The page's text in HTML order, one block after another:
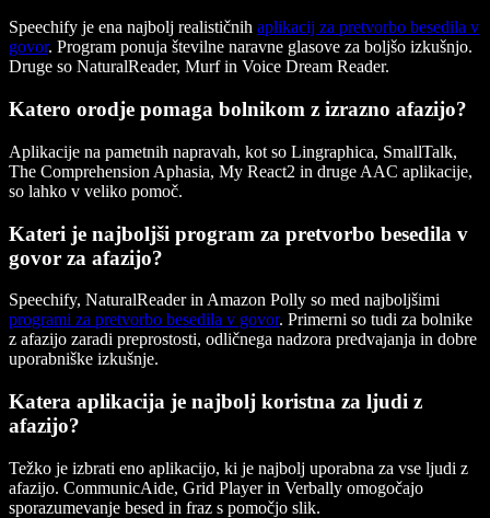
Speechify je ena najbolj realističnih aplikacij za pretvorbo besedila v
govor. Program ponuja številne naravne glasove za boljšo izkušnjo.
Druge so NaturalReader, Murf in Voice Dream Reader.
Katero orodje pomaga bolnikom z izrazno afazijo?
Aplikacije na pametnih napravah, kot so Lingraphica, SmallTalk,
The Comprehension Aphasia, My React2 in druge AAC aplikacije,
so lahko v veliko pomoč.
Kateri je najboljši program za pretvorbo besedila v
govor za afazijo?
Speechify, NaturalReader in Amazon Polly so med najboljšimi
programi za pretvorbo besedila v govor. Primerni so tudi za bolnike
z afazijo zaradi preprostosti, odličnega nadzora predvajanja in dobre
uporabniške izkušnje.
Katera aplikacija je najbolj koristna za ljudi z
afazijo?
Težko je izbrati eno aplikacijo, ki je najbolj uporabna za vse ljudi z
afazijo. CommunicAide, Grid Player in Verbally omogočajo
sporazumevanje besed in fraz s pomočjo slik.